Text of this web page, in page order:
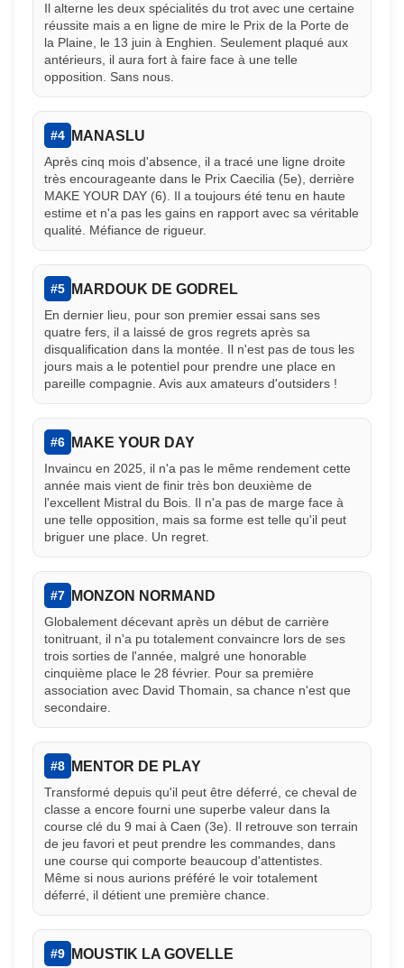
Il alterne les deux spécialités du trot avec une certaine
réussite mais a en ligne de mire le Prix de la Porte de
la Plaine, le 13 juin à Enghien. Seulement plaqué aux
antérieurs, il aura fort à faire face à une telle
opposition. Sans nous.
#4 MANASLU
Après cinq mois d'absence, il a tracé une ligne droite
très encourageante dans le Prix Caecilia (5e), derrière
MAKE YOUR DAY (6). Il a toujours été tenu en haute
estime et n'a pas les gains en rapport avec sa véritable
qualité. Méfiance de rigueur.
#5 MARDOUK DE GODREL
En dernier lieu, pour son premier essai sans ses
quatre fers, il a laissé de gros regrets après sa
disqualification dans la montée. Il n'est pas de tous les
jours mais a le potentiel pour prendre une place en
pareille compagnie. Avis aux amateurs d'outsiders !
#6 MAKE YOUR DAY
Invaincu en 2025, il n'a pas le même rendement cette
année mais vient de finir très bon deuxième de
l'excellent Mistral du Bois. Il n'a pas de marge face à
une telle opposition, mais sa forme est telle qu'il peut
briguer une place. Un regret.
#7 MONZON NORMAND
Globalement décevant après un début de carrière
tonitruant, il n'a pu totalement convaincre lors de ses
trois sorties de l'année, malgré une honorable
cinquième place le 28 février. Pour sa première
association avec David Thomain, sa chance n'est que
secondaire.
#8 MENTOR DE PLAY
Transformé depuis qu'il peut être déferré, ce cheval de
classe a encore fourni une superbe valeur dans la
course clé du 9 mai à Caen (3e). Il retrouve son terrain
de jeu favori et peut prendre les commandes, dans
une course qui comporte beaucoup d'attentistes.
Même si nous aurions préféré le voir totalement
déferré, il détient une première chance.
#9 MOUSTIK LA GOVELLE